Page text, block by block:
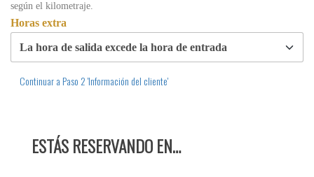
según el kilometraje.
Horas extra
Continuar a Paso 2 'Información del cliente'
ESTÁS RESERVANDO EN…